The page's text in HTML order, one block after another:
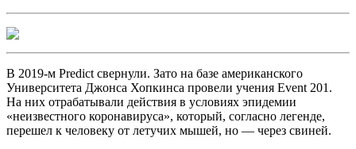
В 2019-м Predict свернули. Зато на базе американского
Университета Джонса Хопкинса провели учения Event 201.
На них отрабатывали действия в условиях эпидемии
«неизвестного коронавируса», который, согласно легенде,
перешел к человеку от летучих мышей, но — через свиней.